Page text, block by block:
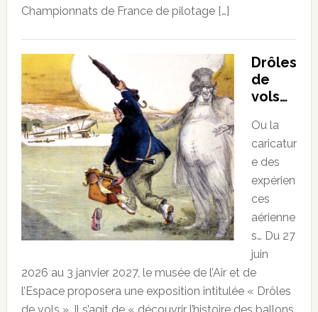
Championnats de France de pilotage […]
Drôles
de
vols…
Ou la
caricatur
e des
expérien
ces
aérienne
s… Du 27
juin
2026 au 3 janvier 2027, le musée de l’Air et de
l’Espace proposera une exposition intitulée « Drôles
de vols ». Il s’agit de « découvrir l’histoire des ballons